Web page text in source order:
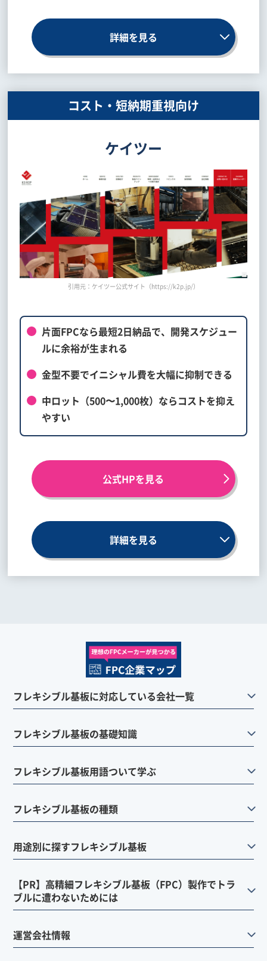
詳細を見る
コスト・短納期重視向け
ケイツー
引用元：ケイツー公式サイト（https://k2p.jp/）
片面FPCなら最短2日納品で、開発スケジュー
ルに余裕が生まれる
金型不要でイニシャル費を大幅に抑制できる
中ロット（500〜1,000枚）ならコストを抑え
やすい
公式HPを見る
詳細を見る
フレキシブル基板に対応している会社一覧
フレキシブル基板の基礎知識
フレキシブル基板用語ついて学ぶ
フレキシブル基板の種類
用途別に探すフレキシブル基板
【PR】高精細フレキシブル基板（FPC）製作でトラ
ブルに遭わないためには
運営会社情報